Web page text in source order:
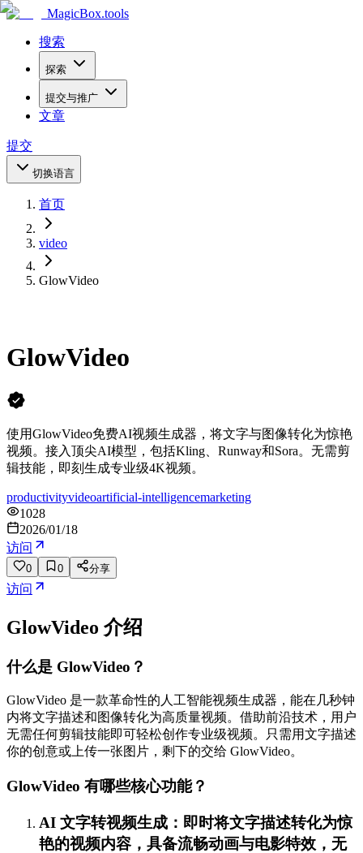
MagicBox.tools
搜索
探索
提交与推广
文章
提交
切换语言
首页
video
GlowVideo
GlowVideo
使用GlowVideo免费AI视频生成器，将文字与图像转化为惊艳
视频。接入顶尖AI模型，包括Kling、Runway和Sora。无需剪
辑技能，即刻生成专业级4K视频。
productivityvideoartificial-intelligencemarketing
1028
2026/01/18
访问
0 0 分享
访问
GlowVideo 介绍
什么是 GlowVideo？
GlowVideo 是一款革命性的人工智能视频生成器，能在几秒钟
内将文字描述和图像转化为高质量视频。借助前沿技术，用户
无需任何剪辑技能即可轻松创作专业级视频。只需用文字描述
你的创意或上传一张图片，剩下的交给 GlowVideo。
GlowVideo 有哪些核心功能？
AI 文字转视频生成：即时将文字描述转化为惊
艳的视频内容，具备流畅动画与电影特效，无